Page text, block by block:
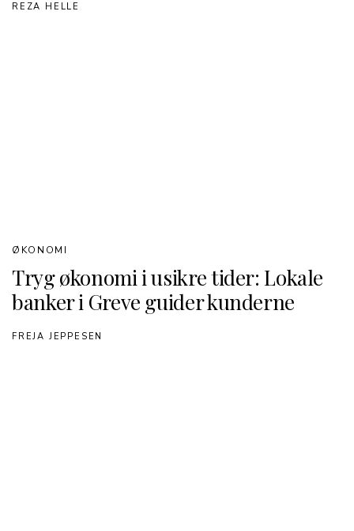
REZA HELLE
Tryg økonomi i usikre tider: Lokale
banker i Greve guider kunderne
ØKONOMI
FREJA JEPPESEN